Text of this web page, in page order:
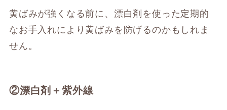
黄ばみが強くなる前に、漂白剤を使った定期的
なお手入れにより黄ばみを防げるのかもしれま
せん。
②漂白剤＋紫外線